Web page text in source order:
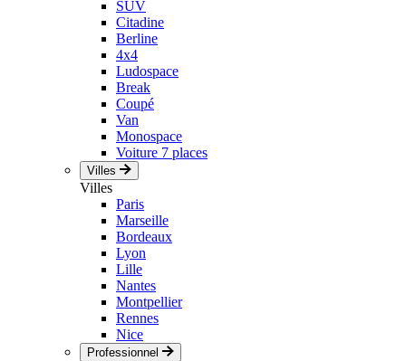
SUV
Citadine
Berline
4x4
Ludospace
Break
Coupé
Van
Monospace
Voiture 7 places
Villes
Villes
Paris
Marseille
Bordeaux
Lyon
Lille
Nantes
Montpellier
Rennes
Nice
Professionnel